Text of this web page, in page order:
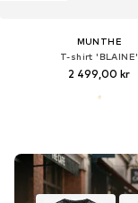
MUNTHE
T-shirt 'BLAINE'
2 499,00 kr